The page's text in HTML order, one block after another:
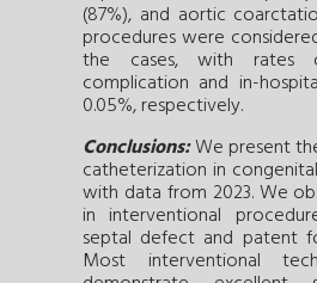
(87%), and aortic
procedures were
the cases, with rates
complication and in-
0.05%, respectively.
Conclusions:We present
catheterization in
with data from 2023. We
in interventional
septal defect and patent
Most interventional